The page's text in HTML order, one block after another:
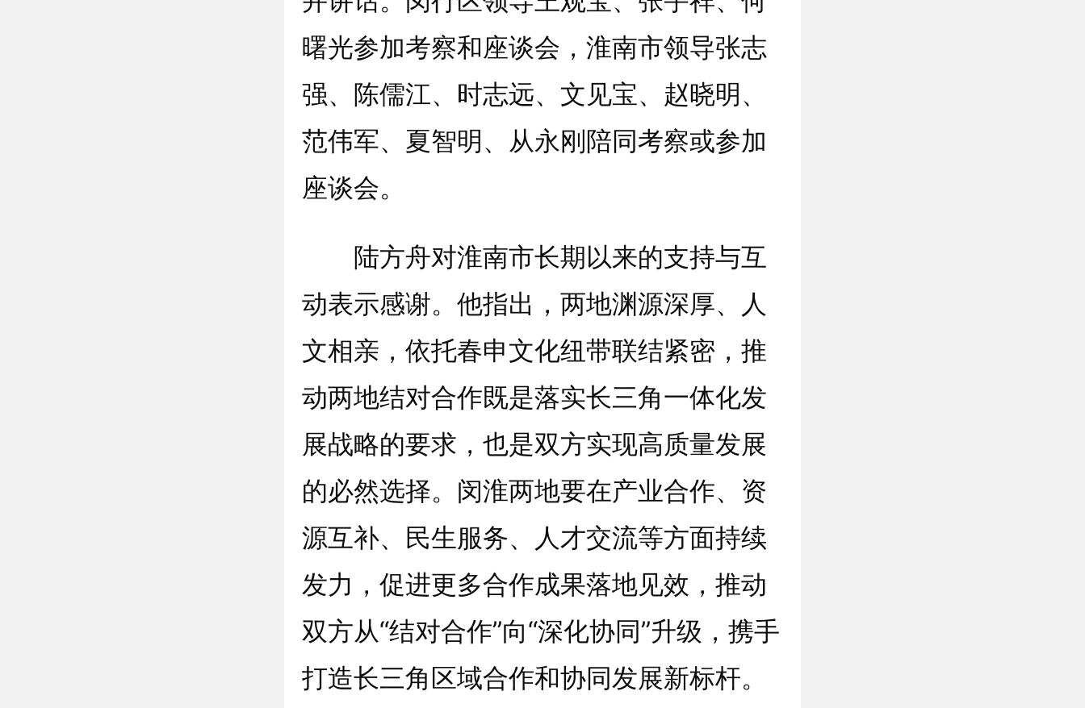
曙光参加考察和座谈会，淮南市领导张志
强、陈儒江、时志远、文见宝、赵晓明、
范伟军、夏智明、从永刚陪同考察或参加
座谈会。
陆方舟对淮南市长期以来的支持与互
动表示感谢。他指出，两地渊源深厚、人
文相亲，依托春申文化纽带联结紧密，推
动两地结对合作既是落实长三角一体化发
展战略的要求，也是双方实现高质量发展
的必然选择。闵淮两地要在产业合作、资
源互补、民生服务、人才交流等方面持续
发力，促进更多合作成果落地见效，推动
双方从“结对合作”向“深化协同”升级，携手
打造长三角区域合作和协同发展新标杆。